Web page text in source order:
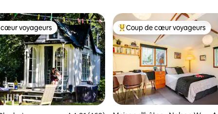
voyageurs
voyageurs Coups de cœur voyageurs les
Coup de cœur voyageurs